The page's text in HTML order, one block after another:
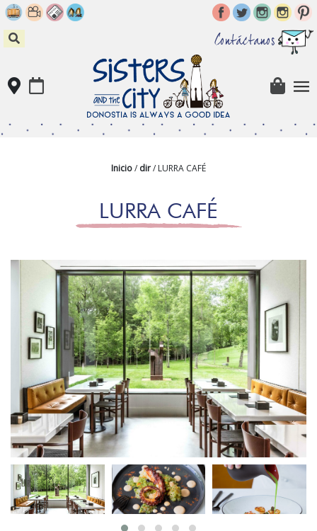
Skip
to
content
Contáctanos
Inicio/ dir/ LURRA CAFÉ
LURRA CAFÉ